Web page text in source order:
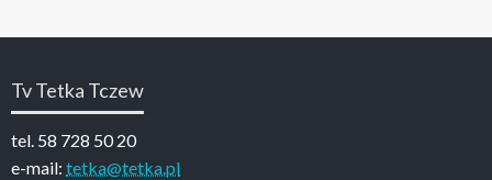
Tv Tetka Tczew
tel. 58 728 50 20
e-mail: tetka@tetka.pl